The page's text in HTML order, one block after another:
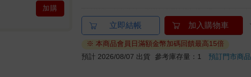
加購
立即結帳 加入購物車
※ 本商品會員日滿額金幣加碼回饋最高15倍
預計 2026/08/07 出貨 參考庫存量：1預訂門市商品